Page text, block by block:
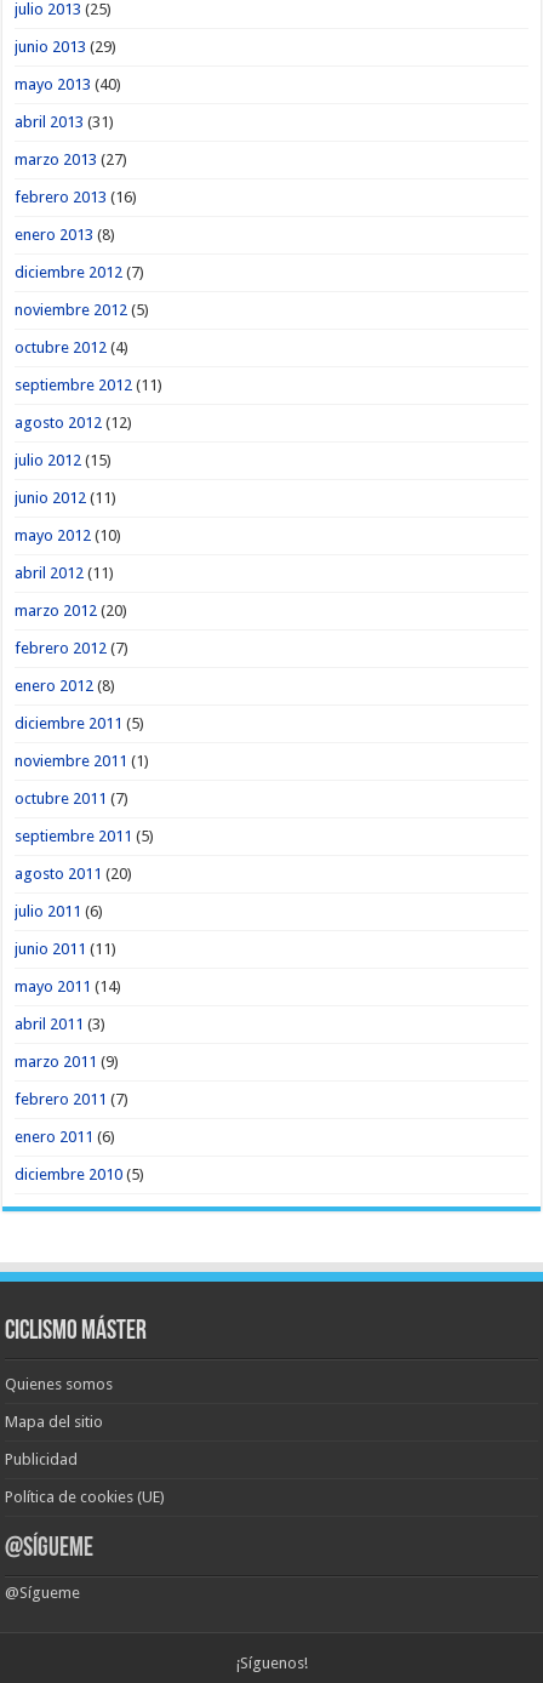
julio 2013 (25)
junio 2013 (29)
mayo 2013 (40)
abril 2013 (31)
marzo 2013 (27)
febrero 2013 (16)
enero 2013 (8)
diciembre 2012 (7)
noviembre 2012 (5)
octubre 2012 (4)
septiembre 2012 (11)
agosto 2012 (12)
julio 2012 (15)
junio 2012 (11)
mayo 2012 (10)
abril 2012 (11)
marzo 2012 (20)
febrero 2012 (7)
enero 2012 (8)
diciembre 2011 (5)
noviembre 2011 (1)
octubre 2011 (7)
septiembre 2011 (5)
agosto 2011 (20)
julio 2011 (6)
junio 2011 (11)
mayo 2011 (14)
abril 2011 (3)
marzo 2011 (9)
febrero 2011 (7)
enero 2011 (6)
diciembre 2010 (5)
Ciclismo Máster
Quienes somos
Mapa del sitio
Publicidad
Política de cookies (UE)
@Sígueme
@Sígueme
¡Síguenos!